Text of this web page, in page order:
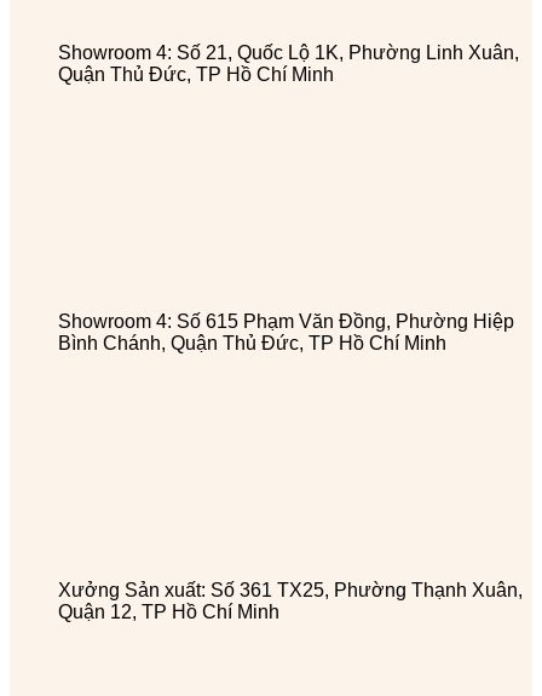
Showroom 4: Số 21, Quốc Lộ 1K, Phường Linh Xuân,
Quận Thủ Đức, TP Hồ Chí Minh
Showroom 4: Số 615 Phạm Văn Đồng, Phường Hiệp
Bình Chánh, Quận Thủ Đức, TP Hồ Chí Minh
Xưởng Sản xuất: Số 361 TX25, Phường Thạnh Xuân,
Quận 12, TP Hồ Chí Minh